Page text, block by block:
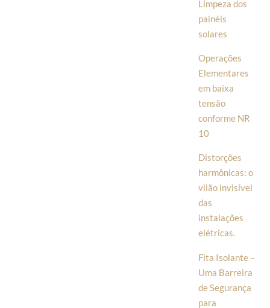
Limpeza dos
painéis
solares
Operações
Elementares
em baixa
tensão
conforme NR
10
Distorções
harmônicas: o
vilão invisível
das
instalações
elétricas.
Fita Isolante –
Uma Barreira
de Segurança
para